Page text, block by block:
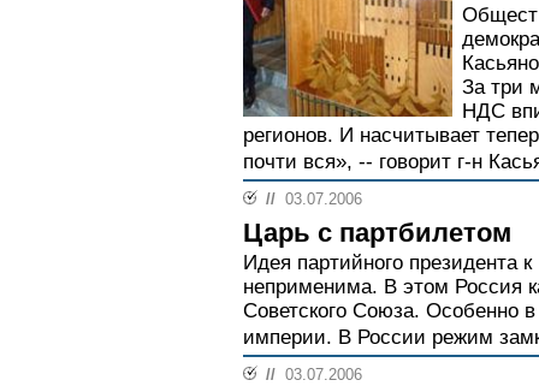
За три
НДС
регионов. И насчитывает
почти вся», -- говорит г-н
// 03.07.2006
Царь с партбилетом
Идея партийного президента
неприменима. В этом Россия
Советского Союза. Особенно
империи. В России режим
// 03.07.2006